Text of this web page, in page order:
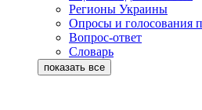
Регионы Украины
Опросы и голосования
Вопрос-ответ
Словарь